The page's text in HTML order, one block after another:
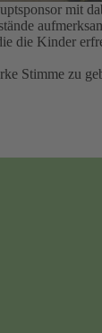
mit
die Kinder
Stimme zu